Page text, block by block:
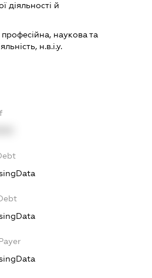
діяльності й
наукова та
н.в.і.у.